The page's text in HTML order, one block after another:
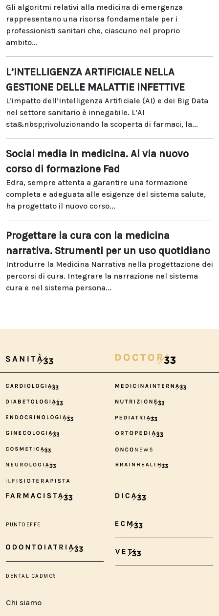
Gli algoritmi relativi alla medicina di emergenza
rappresentano una risorsa fondamentale per i
professionisti sanitari che, ciascuno nel proprio
ambito...
L’INTELLIGENZA ARTIFICIALE NELLA
GESTIONE DELLE MALATTIE INFETTIVE
L’impatto dell’Intelligenza Artificiale (AI) e dei Big Data
nel settore sanitario è innegabile. L’AI
sta&nbsp;rivoluzionando la scoperta di farmaci, la...
Social media in medicina. Al via nuovo
corso di formazione Fad
Edra, sempre attenta a garantire una formazione
completa e adeguata alle esigenze del sistema salute,
ha progettato il nuovo corso...
Progettare la cura con la medicina
narrativa. Strumenti per un uso quotidiano
Introdurre la Medicina Narrativa nella progettazione dei
percorsi di cura. Integrare la narrazione nel sistema
cura e nel sistema persona...
Chi siamo